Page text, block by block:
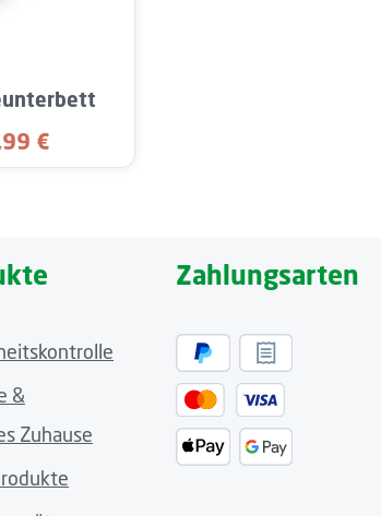
Gib den gewünschten Wert
€
&
Zuhause
Zahlungsarten